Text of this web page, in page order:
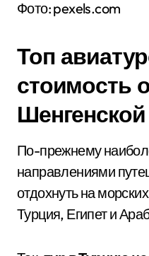
Фото: pexels.com
Топ
стоимость
По-прежнему
направлениями
отдохнуть на
Турция, Египет и